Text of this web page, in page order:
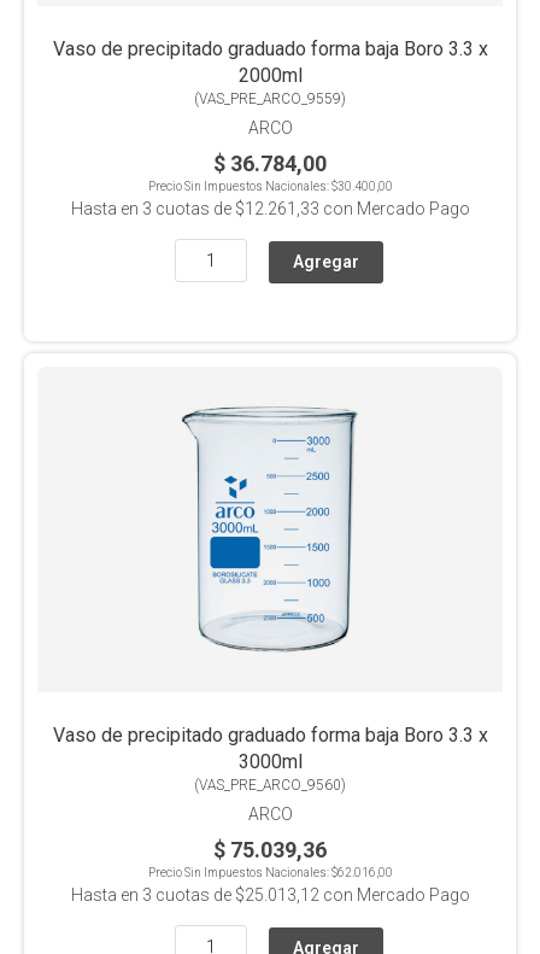
Vaso de precipitado graduado forma baja Boro 3.3 x
2000ml
(VAS_PRE_ARCO_9559)
ARCO
$ 36.784,00
Precio Sin Impuestos Nacionales:$30.400,00
Hasta en 3 cuotas de $12.261,33 con Mercado Pago
Vaso de precipitado graduado forma baja Boro 3.3 x
3000ml
(VAS_PRE_ARCO_9560)
ARCO
$ 75.039,36
Precio Sin Impuestos Nacionales:$62.016,00
Hasta en 3 cuotas de $25.013,12con Mercado Pago